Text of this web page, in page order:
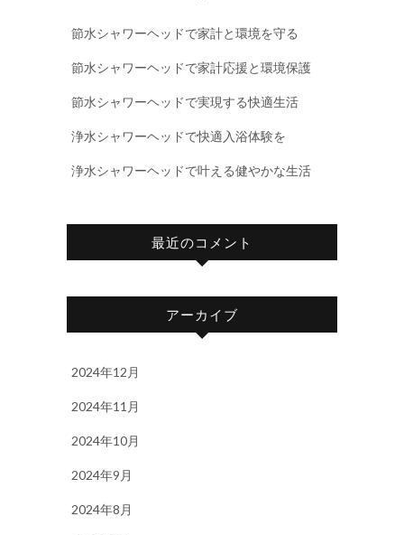
節水シャワーヘッドで家計と環境を守る
節水シャワーヘッドで家計応援と環境保護
節水シャワーヘッドで実現する快適生活
浄水シャワーヘッドで快適入浴体験を
浄水シャワーヘッドで叶える健やかな生活
最近のコメント
アーカイブ
2024年12月
2024年11月
2024年10月
2024年9月
2024年8月